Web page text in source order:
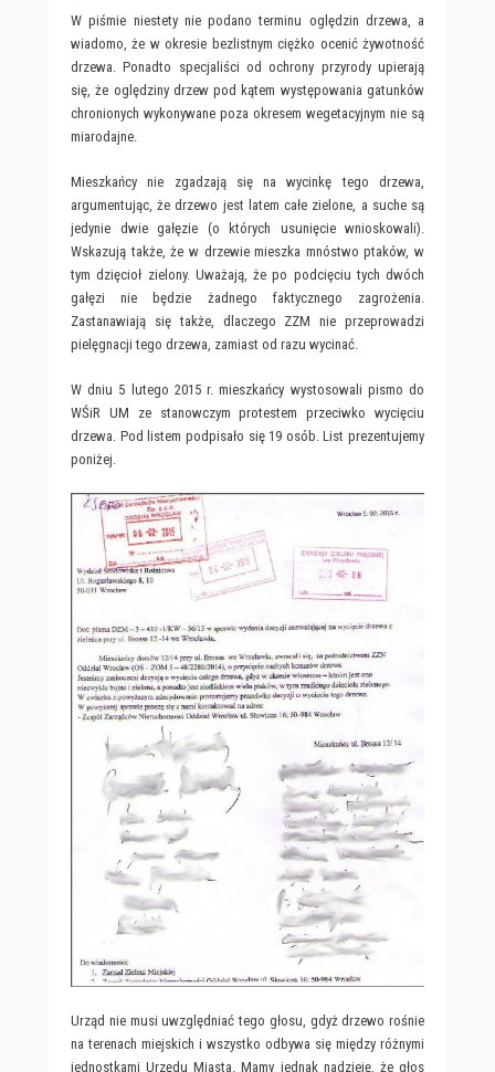
W piśmie niestety nie podano terminu oględzin drzewa, a
wiadomo, że w okresie bezlistnym ciężko ocenić żywotność
drzewa. Ponadto specjaliści od ochrony przyrody upierają
się, że oględziny drzew pod kątem występowania gatunków
chronionych wykonywane poza okresem wegetacyjnym nie są
miarodajne.
Mieszkańcy nie zgadzają się na wycinkę tego drzewa,
argumentując, że drzewo jest latem całe zielone, a suche są
jedynie dwie gałęzie (o których usunięcie wnioskowali).
Wskazują także, że w drzewie mieszka mnóstwo ptaków, w
tym dzięcioł zielony. Uważają, że po podcięciu tych dwóch
gałęzi nie będzie żadnego faktycznego zagrożenia.
Zastanawiają się także, dlaczego ZZM nie przeprowadzi
pielęgnacji tego drzewa, zamiast od razu wycinać.
W dniu 5 lutego 2015 r. mieszkańcy wystosowali pismo do
WŚiR UM ze stanowczym protestem przeciwko wycięciu
drzewa. Pod listem podpisało się 19 osób. List prezentujemy
poniżej.
Urząd nie musi uwzględniać tego głosu, gdyż drzewo rośnie
na terenach miejskich i wszystko odbywa się między różnymi
jednostkami Urzędu Miasta. Mamy jednak nadzieję, że głos